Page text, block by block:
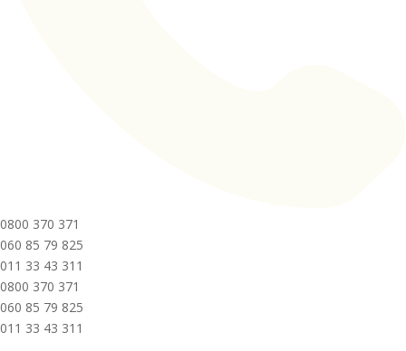
0800 370 371
060 85 79 825
011 33 43 311
0800 370 371
060 85 79 825
011 33 43 311